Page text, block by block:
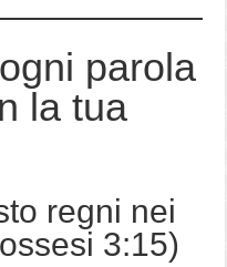
parola
la tua
regni nei
3:15)